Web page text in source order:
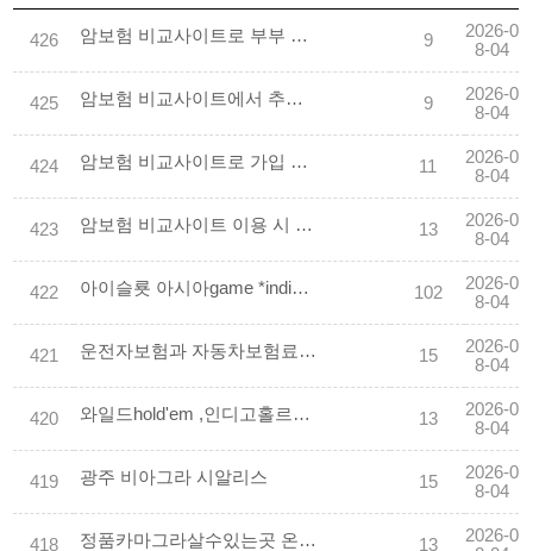
426 암보험 비교사이트로 부부 동반 가입 할인받기 9
2026-0
8-04
425 암보험 비교사이트에서 추천하는 베스트 상품 순위 9
2026-0
8-04
424 암보험 비교사이트로 가입 서류 간소화하기 11
2026-0
8-04
423 암보험 비교사이트 이용 시 주의해야 할 함정들 13
2026-0
8-04
422 아이슬룟 아시아game *indiogm.com.COM * 【추천코드-장프로】 에볼루션 실전 바두깅 슬룟 사이트 102
2026-0
8-04
421 운전자보험과 자동차보험료 점검 15
2026-0
8-04
420 와일드hold'em ,인디­고홀르덤 (ch개임.co.kr) 콜센터. 13
2026-0
8-04
419 광주 비아그라 시알리스 15
2026-0
8-04
418 정품카마그라살수있는곳 온라인 BEST 사이트 10 합법사이트 공개 - 성인약국 13
2026-0